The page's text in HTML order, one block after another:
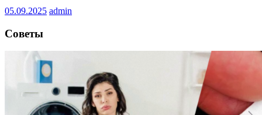
05.09.2025 admin
Советы